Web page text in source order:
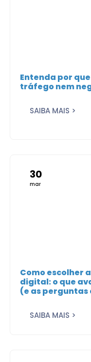
Entenda por
tráfego nem
SAIBA MAIS >
30
mar
Como escolher
digital: o que
(e as
SAIBA MAIS >